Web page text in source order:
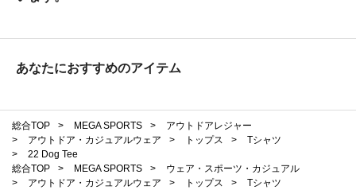
あなたにおすすめのアイテム
総合TOP > MEGA SPORTS >
アウトドアレジャー
>
アウトドア・カジュアルウェア > トップス >
Tシャツ
>
22 Dog Tee
総合TOP
> MEGA SPORTS >
ウェア・スポーツ・カジュアル
>
アウトドア・カジュアルウェア > トップス >
Tシャツ